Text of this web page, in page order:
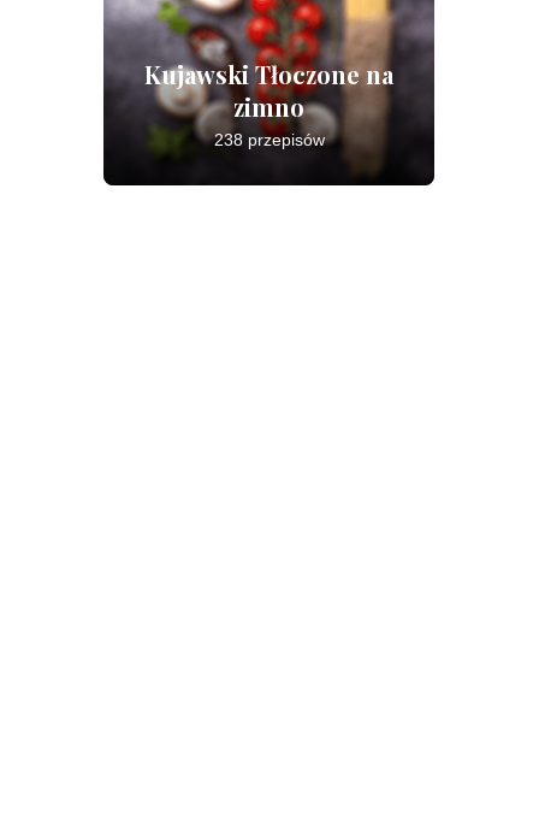
Kujawski Tłoczone na
zimno
238 przepisów